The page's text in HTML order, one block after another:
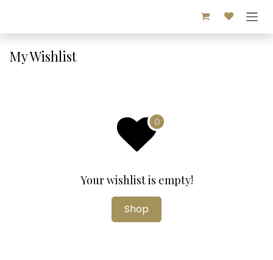
My Wishlist
Your wishlist is empty!
Shop